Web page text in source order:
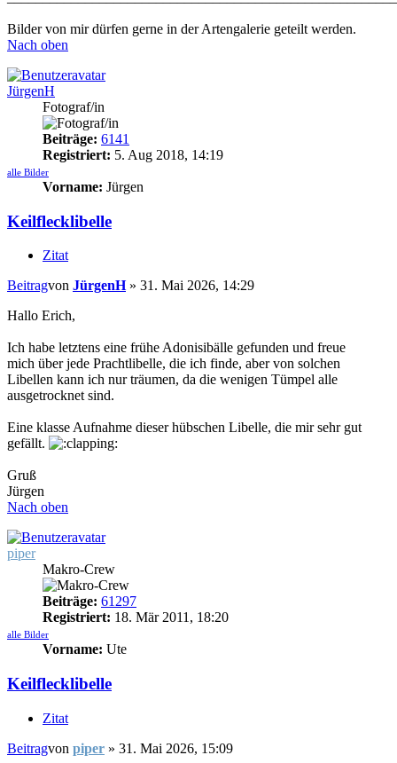
Bilder von mir dürfen gerne in der Artengalerie geteilt werden.
Nach oben
JürgenH
Fotograf/in
Beiträge: 6141
Registriert: 5. Aug 2018, 14:19
alle Bilder
Vorname: Jürgen
Keilflecklibelle
Zitat
Beitragvon JürgenH» 31. Mai 2026, 14:29
Hallo Erich,
Ich habe letztens eine frühe Adonisibälle gefunden und freue
mich über jede Prachtlibelle, die ich finde, aber von solchen
Libellen kann ich nur träumen, da die wenigen Tümpel alle
ausgetrocknet sind.
Eine klasse Aufnahme dieser hübschen Libelle, die mir sehr gut
gefällt.
Gruß
Jürgen
Nach oben
piper
Makro-Crew
Beiträge: 61297
Registriert: 18. Mär 2011, 18:20
alle Bilder
Vorname: Ute
Keilflecklibelle
Zitat
Beitragvon piper » 31. Mai 2026, 15:09